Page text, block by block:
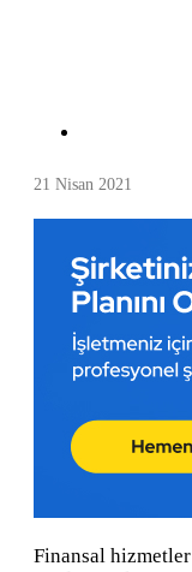
21 Nisan 2021
Finansal